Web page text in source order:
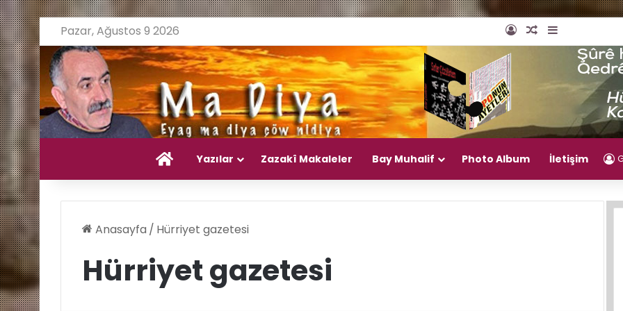
Pazar, Ağustos 9 2026 Giriş YapRastgele Makale
Ana Sayfa
Yazılar Zazakî Makaleler Bay Muhalif Photo Album İletişim
Anasayfa / Hürriyet gazetesi
Hürriyet gazetesi